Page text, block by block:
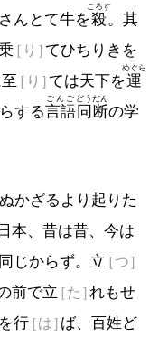
んとて牛を殺
ころす
。其
［り］てひちりきを
［り］ては天下を運
めぐら
する言語
ごんご
同断
どうだん
の学
かざるより起りた
本、昔は昔、今は
じからず。立［つ］
前で立［た］れもせ
行［は］ば、百姓ど